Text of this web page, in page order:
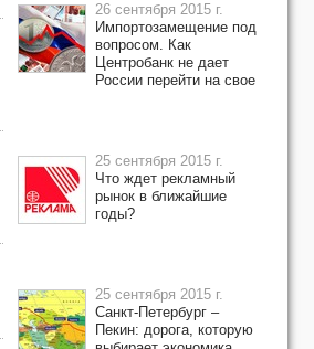
26 сентября 2015 г.
Импортозамещение под
вопросом. Как
Центробанк не дает
России перейти на свое
25 сентября 2015 г.
Что ждет рекламный
рынок в ближайшие
годы?
25 сентября 2015 г.
Санкт-Петербург –
Пекин: дорога, которую